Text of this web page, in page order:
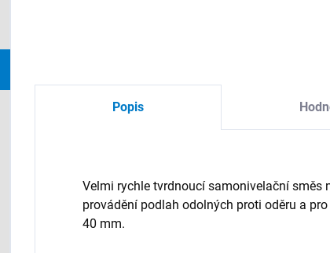
Popis
Velmi rychle tvrdnoucí samonivelační
provádění podlah odolných proti oděru a
40 mm.